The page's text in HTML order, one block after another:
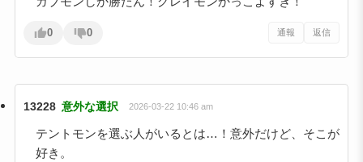
0 0 通報 返信
13228 意外な選択 2026-03-22 10:46 am
テントモンを選ぶ人がいるとは…！意外だけど、そこが
好き。